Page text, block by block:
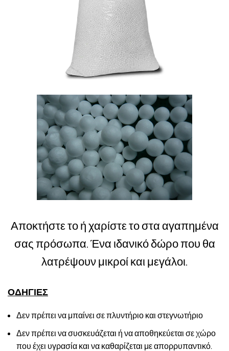
Αποκτήστε το ή χαρίστε το στα αγαπημένα
σας πρόσωπα. Ένα ιδανικό δώρο που θα
λατρέψουν μικροί και μεγάλοι.
ΟΔΗΓΙΕΣ
Δεν πρέπει να μπαίνει σε πλυντήριο και στεγνωτήριο
Δεν πρέπει να συσκευάζεται ή να αποθηκεύεται σε χώρο
που έχει υγρασία και να καθαρίζεται με απορρυπαντικό.